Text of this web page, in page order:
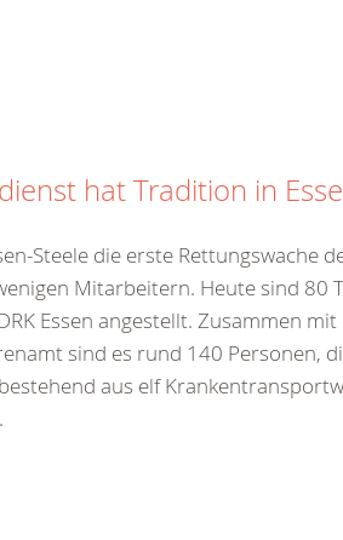
hat Tradition in
Steele die erste Rettungswache
Mitarbeitern. Heute sind 80
Essen angestellt. Zusammen
sind es rund 140 Personen,
aus elf